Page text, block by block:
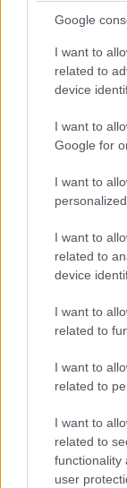
Google
I want to
related to
device
I want to
Google for
I want to
I want to
related to
device
I want to
related to
I want to
related to
I want to
related to
functionality
user
barátok
Galla Miklós
példája adott
Licitálni
akar tejet egy
Egy nagymama